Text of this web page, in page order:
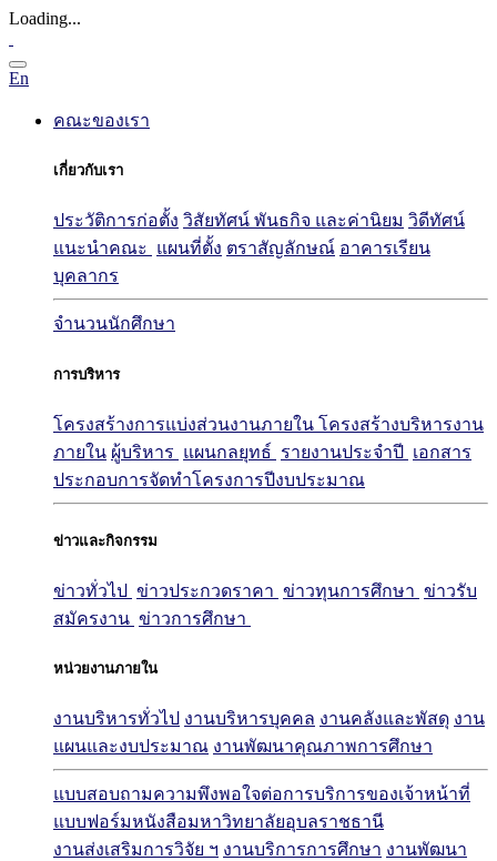
Loading...
En
คณะของเรา
เกี่ยวกับเรา
ประวัติการก่อตั้ง วิสัยทัศน์ พันธกิจ และค่านิยม วิดีทัศน์
แนะนำคณะ
แผนที่ตั้ง ตราสัญลักษณ์ อาคารเรียน
บุคลากร
จำนวนนักศึกษา
การบริหาร
โครงสร้างการแบ่งส่วนงานภายใน โครงสร้างบริหารงาน
ภายใน ผู้บริหาร แผนกลยุทธ์ รายงานประจำปี
เอกสาร
ประกอบการจัดทำโครงการปีงบประมาณ
ข่าวและกิจกรรม
ข่าวทั่วไป ข่าวประกวดราคา ข่าวทุนการศึกษา ข่าวรับ
สมัครงาน ข่าวการศึกษา
หน่วยงานภายใน
งานบริหารทั่วไป งานบริหารบุคคล งานคลังและพัสดุ งาน
แผนและงบประมาณ งานพัฒนาคุณภาพการศึกษา
แบบสอบถามความพึงพอใจต่อการบริการของเจ้าหน้าที่
แบบฟอร์มหนังสือมหาวิทยาลัยอุบลราชธานี
งานส่งเสริมการวิจัย ฯ งานบริการการศึกษา งานพัฒนา